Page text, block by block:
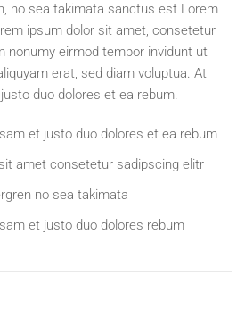
no sea takimata sanctus est Lorem
ipsum dolor sit amet, consetetur
nonumy eirmod tempor invidunt ut
erat, sed diam voluptua. At
duo dolores et ea rebum.
et justo duo dolores et ea rebum
amet consetetur sadipscing elitr
no sea takimata
et justo duo dolores rebum